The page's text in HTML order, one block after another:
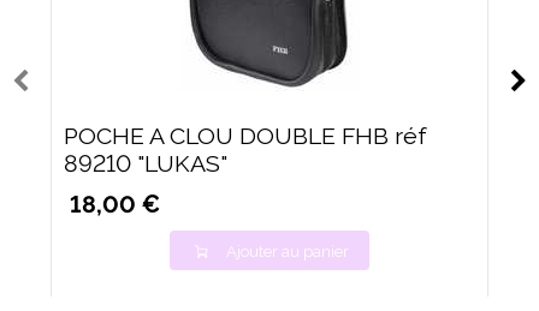
POCHE A CLOU DOUBLE FHB réf
89210 "LUKAS"
18,00 €
Ajouter au panier